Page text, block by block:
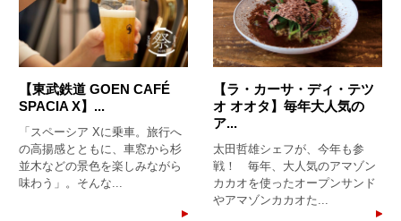
【東武鉄道 GOEN CAFÉ
SPACIA X】...
「スペーシア Xに乗車。旅行へ
の高揚感とともに、車窓から杉
並木などの景色を楽しみながら
味わう」。そんな...
【ラ・カーサ・ディ・テツ
オ オオタ】毎年大人気の
ア...
太田哲雄シェフが、今年も参
戦！ 毎年、大人気のアマゾン
カカオを使ったオープンサンド
やアマゾンカカオた...